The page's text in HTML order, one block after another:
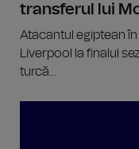
transferul lui
Atacantul egiptean
Liverpool la finalul
turcă...